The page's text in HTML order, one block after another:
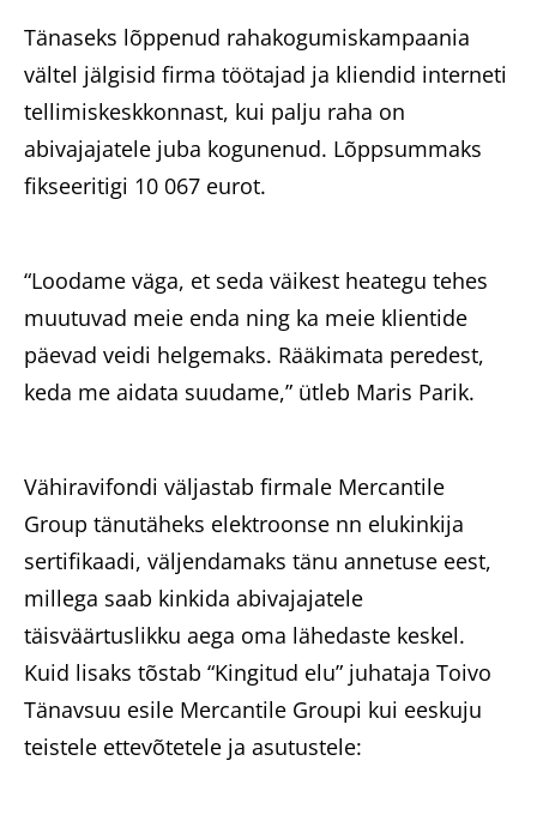
Tänaseks lõppenud rahakogumiskampaania
vältel jälgisid firma töötajad ja kliendid interneti
tellimiskeskkonnast, kui palju raha on
abivajajatele juba kogunenud. Lõppsummaks
fikseeritigi 10 067 eurot.
“Loodame väga, et seda väikest heategu tehes
muutuvad meie enda ning ka meie klientide
päevad veidi helgemaks. Rääkimata peredest,
keda me aidata suudame,” ütleb Maris Parik.
Vähiravifondi väljastab firmale Mercantile
Group tänutäheks elektroonse nn elukinkija
sertifikaadi, väljendamaks tänu annetuse eest,
millega saab kinkida abivajajatele
täisväärtuslikku aega oma lähedaste keskel.
Kuid lisaks tõstab “Kingitud elu” juhataja Toivo
Tänavsuu esile Mercantile Groupi kui eeskuju
teistele ettevõtetele ja asutustele: